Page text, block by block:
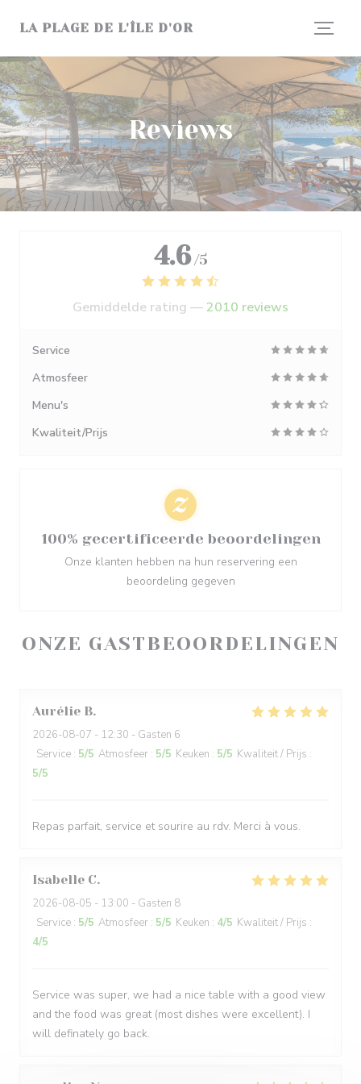
LA PLAGE DE L'ÎLE D'OR
Reviews
ONZE GASTBEOORDELINGEN
Aurélie B
2026-08-07 - 12:30 - Gasten 6
Service : 5/5 Atmosfeer : 5/5 Keuken : 5/5 Kwaliteit / Prijs :
5/5
Repas parfait, service et sourire au rdv. Merci à vous.
Isabelle C
2026-08-05 - 13:00 - Gasten 8
Service : 5/5 Atmosfeer : 5/5 Keuken : 4/5 Kwaliteit / Prijs :
4/5
Service was super, we had a nice table with a good view
and the food was great (most dishes were excellent). I
will definately go back.
4.6 /5
Gemiddelde rating — 2010 reviews
Service
Atmosfeer
Menu's
Kwaliteit/Prijs
100% gecertificeerde beoordelingen
Onze klanten hebben na hun reservering een
beoordeling gegeven